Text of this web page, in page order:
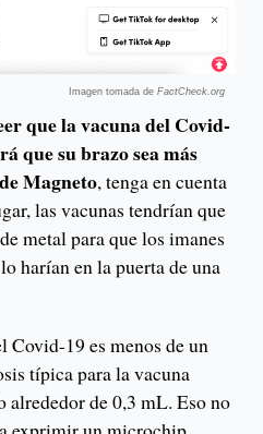
Imagen tomada de FactCheck.org
que la vacuna del Covid-
que su brazo sea más
Magneto, tenga en cuenta
las vacunas tendrían que
metal para que los imanes
harían en la puerta de una
Covid-19 es menos de un
típica para la vacuna
de 0,3 mL. Eso no